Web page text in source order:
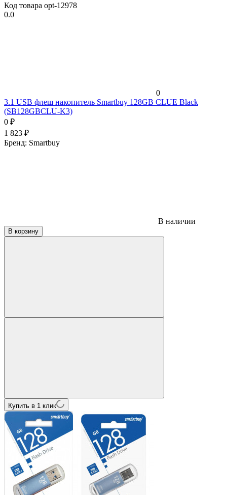
Код товара opt-12978
0.0
0
3.1 USB флеш накопитель Smartbuy 128GB CLUE Black
(SB128GBCLU-K3)
0 ₽
1 823 ₽
Бренд: Smartbuy
В наличии
В корзину
Купить в 1 клик